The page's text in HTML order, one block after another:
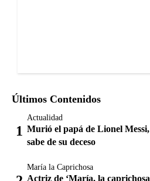
Últimos Contenidos
Actualidad
Murió el papá de Lionel Messi,
sabe de su deceso
María la Caprichosa
Actriz de ‘María, la